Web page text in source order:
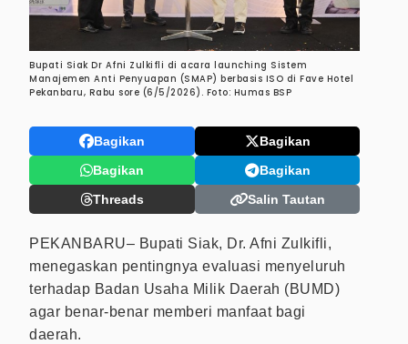
Bupati Siak Dr Afni Zulkifli di acara launching Sistem
Manajemen Anti Penyuapan (SMAP) berbasis ISO di Fave Hotel
Pekanbaru, Rabu sore (6/5/2026). Foto: Humas BSP
Bagikan
Bagikan
Bagikan
Bagikan
Threads
Salin Tautan
PEKANBARU– Bupati Siak, Dr. Afni Zulkifli,
menegaskan pentingnya evaluasi menyeluruh
terhadap Badan Usaha Milik Daerah (BUMD)
agar benar-benar memberi manfaat bagi
daerah.